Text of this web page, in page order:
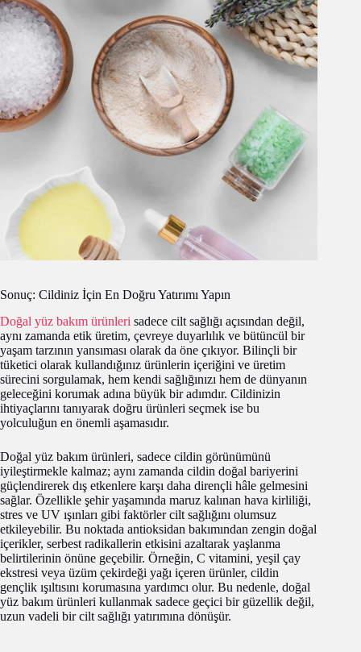
Sonuç: Cildiniz İçin En Doğru Yatırımı Yapın
Doğal yüz bakım ürünleri sadece cilt sağlığı açısından değil,
aynı zamanda etik üretim, çevreye duyarlılık ve bütüncül bir
yaşam tarzının yansıması olarak da öne çıkıyor. Bilinçli bir
tüketici olarak kullandığınız ürünlerin içeriğini ve üretim
sürecini sorgulamak, hem kendi sağlığınızı hem de dünyanın
geleceğini korumak adına büyük bir adımdır. Cildinizin
ihtiyaçlarını tanıyarak doğru ürünleri seçmek ise bu
yolculuğun en önemli aşamasıdır.
Doğal yüz bakım ürünleri, sadece cildin görünümünü
iyileştirmekle kalmaz; aynı zamanda cildin doğal bariyerini
güçlendirerek dış etkenlere karşı daha dirençli hâle gelmesini
sağlar. Özellikle şehir yaşamında maruz kalınan hava kirliliği,
stres ve UV ışınları gibi faktörler cilt sağlığını olumsuz
etkileyebilir. Bu noktada antioksidan bakımından zengin doğal
içerikler, serbest radikallerin etkisini azaltarak yaşlanma
belirtilerinin önüne geçebilir. Örneğin, C vitamini, yeşil çay
ekstresi veya üzüm çekirdeği yağı içeren ürünler, cildin
gençlik ışıltısını korumasına yardımcı olur. Bu nedenle, doğal
yüz bakım ürünleri kullanmak sadece geçici bir güzellik değil,
uzun vadeli bir cilt sağlığı yatırımına dönüşür.